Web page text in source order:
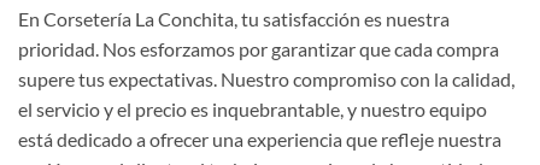
En Corsetería La Conchita, tu satisfacción es nuestra
prioridad. Nos esforzamos por garantizar que cada compra
supere tus expectativas. Nuestro compromiso con la calidad,
el servicio y el precio es inquebrantable, y nuestro equipo
está dedicado a ofrecer una experiencia que refleje nuestra